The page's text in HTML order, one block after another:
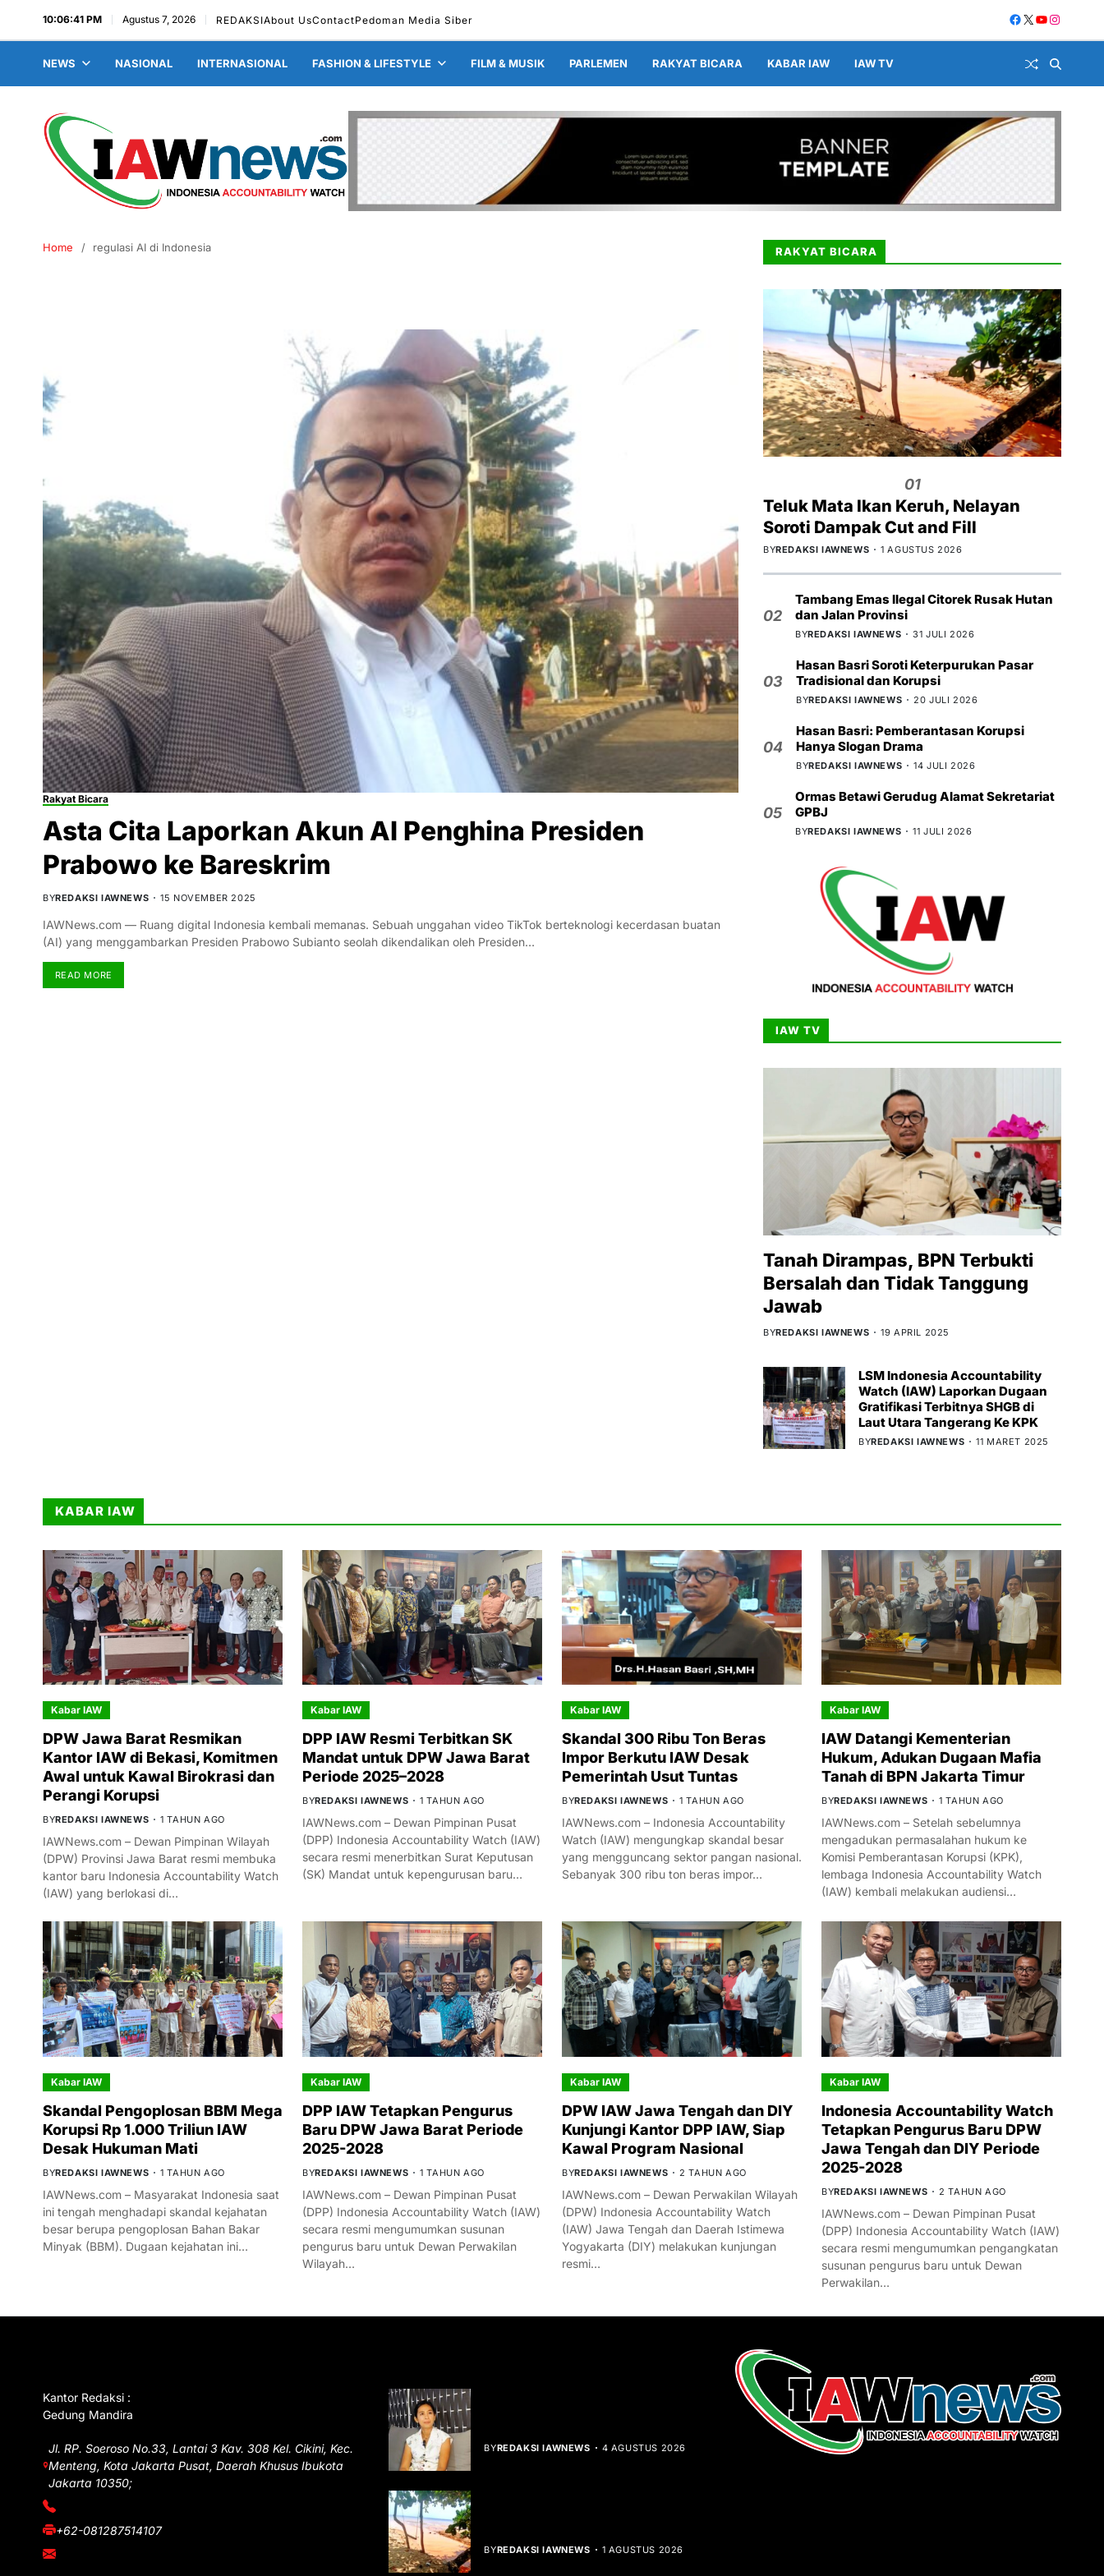
10:06:42 PM Agustus 7, 2026 REDAKSIAbout UsContactPedoman Media Siber
NEWS NASIONAL INTERNASIONAL FASHION & LIFESTYLE FILM & MUSIK PARLEMEN RAKYAT BICARA KABAR IAW IAW TV
Home regulasi AI di Indonesia
Rakyat Bicara
Asta Cita Laporkan Akun AI Penghina Presiden
Prabowo ke Bareskrim
BYREDAKSI IAWNEWS 15 NOVEMBER 2025
IAWNews.com — Ruang digital Indonesia kembali memanas. Sebuah unggahan video TikTok berteknologi kecerdasan buatan
(AI) yang menggambarkan Presiden Prabowo Subianto seolah dikendalikan oleh Presiden…
READ MORE
RAKYAT BICARA
01
Teluk Mata Ikan Keruh, Nelayan
Soroti Dampak Cut and Fill
BYREDAKSI IAWNEWS 1 AGUSTUS 2026
02
Tambang Emas Ilegal Citorek Rusak Hutan
dan Jalan Provinsi
BYREDAKSI IAWNEWS 31 JULI 2026
03
Hasan Basri Soroti Keterpurukan Pasar
Tradisional dan Korupsi
BYREDAKSI IAWNEWS 20 JULI 2026
04
Hasan Basri: Pemberantasan Korupsi
Hanya Slogan Drama
BYREDAKSI IAWNEWS 14 JULI 2026
05
Ormas Betawi Gerudug Alamat Sekretariat
GPBJ
BYREDAKSI IAWNEWS 11 JULI 2026
IAW TV
Tanah Dirampas, BPN Terbukti
Bersalah dan Tidak Tanggung
Jawab
BYREDAKSI IAWNEWS 19 APRIL 2025
LSM Indonesia Accountability
Watch (IAW) Laporkan Dugaan
Gratifikasi Terbitnya SHGB di
Laut Utara Tangerang Ke KPK
BYREDAKSI IAWNEWS 11 MARET 2025
KABAR IAW
Kabar IAW
DPW Jawa Barat Resmikan
Kantor IAW di Bekasi, Komitmen
Awal untuk Kawal Birokrasi dan
Perangi Korupsi
BYREDAKSI IAWNEWS 1 TAHUN AGO
IAWNews.com – Dewan Pimpinan Wilayah
(DPW) Provinsi Jawa Barat resmi membuka
kantor baru Indonesia Accountability Watch
(IAW) yang berlokasi di…
Kabar IAW
DPP IAW Resmi Terbitkan SK
Mandat untuk DPW Jawa Barat
Periode 2025–2028
BYREDAKSI IAWNEWS 1 TAHUN AGO
IAWNews.com – Dewan Pimpinan Pusat
(DPP) Indonesia Accountability Watch (IAW)
secara resmi menerbitkan Surat Keputusan
(SK) Mandat untuk kepengurusan baru…
Kabar IAW
Skandal 300 Ribu Ton Beras
Impor Berkutu IAW Desak
Pemerintah Usut Tuntas
BYREDAKSI IAWNEWS 1 TAHUN AGO
IAWNews.com – Indonesia Accountability
Watch (IAW) mengungkap skandal besar
yang mengguncang sektor pangan nasional.
Sebanyak 300 ribu ton beras impor…
Kabar IAW
IAW Datangi Kementerian
Hukum, Adukan Dugaan Mafia
Tanah di BPN Jakarta Timur
BYREDAKSI IAWNEWS 1 TAHUN AGO
IAWNews.com – Setelah sebelumnya
mengadukan permasalahan hukum ke
Komisi Pemberantasan Korupsi (KPK),
lembaga Indonesia Accountability Watch
(IAW) kembali melakukan audiensi…
Kabar IAW
Skandal Pengoplosan BBM Mega
Korupsi Rp 1.000 Triliun IAW
Desak Hukuman Mati
BYREDAKSI IAWNEWS 1 TAHUN AGO
IAWNews.com – Masyarakat Indonesia saat
ini tengah menghadapi skandal kejahatan
besar berupa pengoplosan Bahan Bakar
Minyak (BBM). Dugaan kejahatan ini…
Kabar IAW
DPP IAW Tetapkan Pengurus
Baru DPW Jawa Barat Periode
2025-2028
BYREDAKSI IAWNEWS 1 TAHUN AGO
IAWNews.com – Dewan Pimpinan Pusat
(DPP) Indonesia Accountability Watch (IAW)
secara resmi mengumumkan susunan
pengurus baru untuk Dewan Perwakilan
Wilayah…
Kabar IAW
DPW IAW Jawa Tengah dan DIY
Kunjungi Kantor DPP IAW, Siap
Kawal Program Nasional
BYREDAKSI IAWNEWS 2 TAHUN AGO
IAWNews.com – Dewan Perwakilan Wilayah
(DPW) Indonesia Accountability Watch
(IAW) Jawa Tengah dan Daerah Istimewa
Yogyakarta (DIY) melakukan kunjungan
resmi…
Kabar IAW
Indonesia Accountability Watch
Tetapkan Pengurus Baru DPW
Jawa Tengah dan DIY Periode
2025-2028
BYREDAKSI IAWNEWS 2 TAHUN AGO
IAWNews.com – Dewan Pimpinan Pusat
(DPP) Indonesia Accountability Watch (IAW)
secara resmi mengumumkan pengangkatan
susunan pengurus baru untuk Dewan
Perwakilan…
Kantor Redaksi :
Gedung Mandira
Jl. RP. Soeroso No.33, Lantai 3 Kav. 308 Kel. Cikini, Kec.
Menteng, Kota Jakarta Pusat, Daerah Khusus Ibukota
Jakarta 10350;
+62-081287514107
BYREDAKSI IAWNEWS 4 AGUSTUS 2026
BYREDAKSI IAWNEWS 1 AGUSTUS 2026